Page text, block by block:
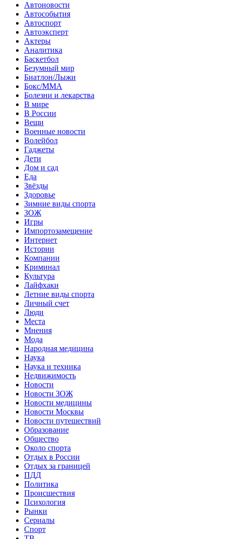
Автоновости
Автособытия
Автоспорт
Автоэксперт
Актеры
Аналитика
Баскетбол
Безумный мир
Биатлон/Лыжи
Бокс/MMA
Болезни и лекарства
В мире
В России
Вещи
Военные новости
Волейбол
Гаджеты
Дети
Дом и сад
Еда
Звёзды
Здоровье
Зимние виды спорта
ЗОЖ
Игры
Импортозамещение
Интернет
Истории
Компании
Криминал
Культура
Лайфхаки
Летние виды спорта
Личный счет
Люди
Места
Мнения
Мода
Народная медицина
Наука
Наука и техника
Недвижимость
Новости
Новости ЗОЖ
Новости медицины
Новости Москвы
Новости путешествий
Образование
Общество
Около спорта
Отдых в России
Отдых за границей
ПДД
Политика
Происшествия
Психология
Рынки
Сериалы
Спорт